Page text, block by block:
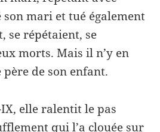
mari et tué également
se répétaient, se
morts. Mais il n’y en
de son enfant.
elle ralentit le pas
qui l’a clouée sur